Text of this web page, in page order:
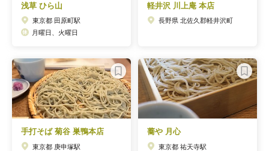
浅草 ひら山
東京都 田原町駅
月曜日、火曜日
軽井沢 川上庵 本店
長野県 北佐久郡軽井沢町
手打そば 菊谷 巣鴨本店
東京都 庚申塚駅
蕎や 月心
東京都 祐天寺駅